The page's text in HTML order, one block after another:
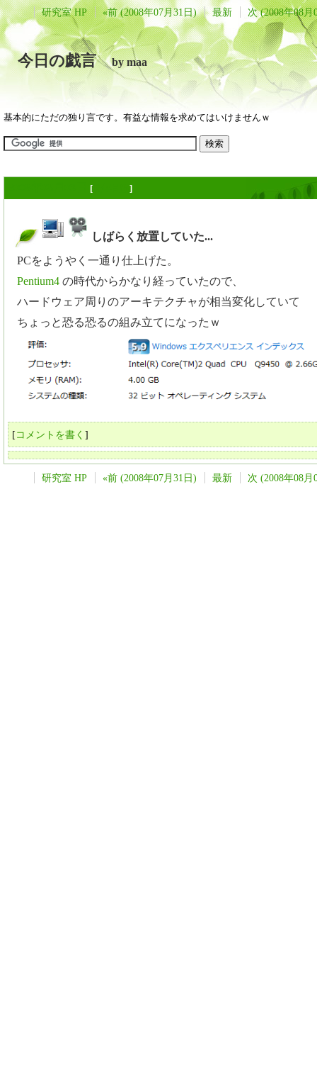
研究室 HP «前 (2008年07月31日) 最新 次 (2008年08月
今日の戯言by maa
基本的にただの独り言です。有益な情報を求めてはいけませんｗ
[ ]
しばらく放置していた...
PCをようやく一通り仕上げた。
Pentium4 の時代からかなり経っていたので、
ハードウェア周りのアーキテクチャが相当変化していて
ちょっと恐る恐るの組み立てになったｗ
[コメントを書く ]
研究室 HP «前 (2008年07月31日) 最新 次 (2008年08月